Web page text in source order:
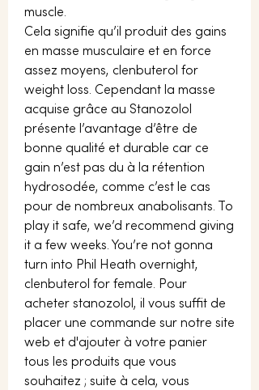
muscle.
Cela signifie qu’il produit des gains
en masse musculaire et en force
assez moyens, clenbuterol for
weight loss. Cependant la masse
acquise grâce au Stanozolol
présente l’avantage d’être de
bonne qualité et durable car ce
gain n’est pas du à la rétention
hydrosodée, comme c’est le cas
pour de nombreux anabolisants. To
play it safe, we’d recommend giving
it a few weeks. You’re not gonna
turn into Phil Heath overnight,
clenbuterol for female. Pour
acheter stanozolol, il vous suffit de
placer une commande sur notre site
web et d'ajouter à votre panier
tous les produits que vous
souhaitez ; suite à cela, vous